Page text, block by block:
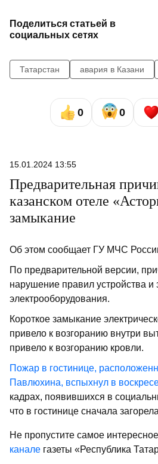
Поделиться статьей в
социальных сетях
Татарстан авария в Казани
0 0
15.01.2024 13:55
Предварительная
казанском отеле
замыкание
Об этом сообщает ГУ МЧС
По предварительной версии,
нарушение правил устройства и
электрооборудования.
Короткое замыкание
привело к возгоранию внутри
привело к возгоранию кровли.
Пожар в гостинице,
Павлюхина, вспыхнул в
кадрах, появившихся в
что в гостинице сначала
Не пропустите самое
канале газеты «Республика